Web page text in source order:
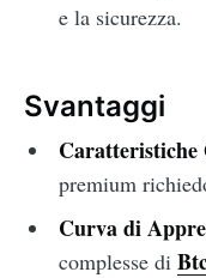
e la sicurezza.
Svantaggi
premium
Curva di
complesse di